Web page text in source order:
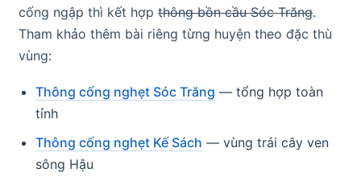
cống ngập thì kết hợp thông bồn cầu Sóc Trăng.
Tham khảo thêm bài riêng từng huyện theo đặc thù
vùng:
Thông cống nghẹt Sóc Trăng — tổng hợp toàn
tỉnh
Thông cống nghẹt Kế Sách — vùng trái cây ven
sông Hậu